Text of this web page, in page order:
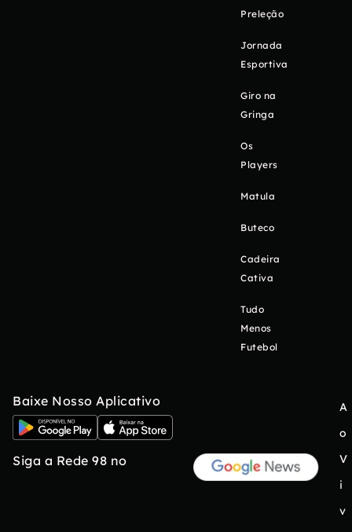
Preleção
Jornada
Esportiva
Giro na
Gringa
Os
Players
Matula
Buteco
Cadeira
Cativa
Tudo
Menos
Futebol
Baixe Nosso Aplicativo
Siga a Rede 98 no
A
o
V
i
v